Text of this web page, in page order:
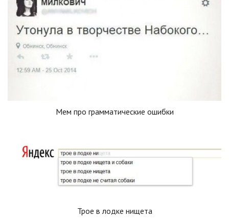
Мем про грамматические ошибки
Трое в лодке нищета